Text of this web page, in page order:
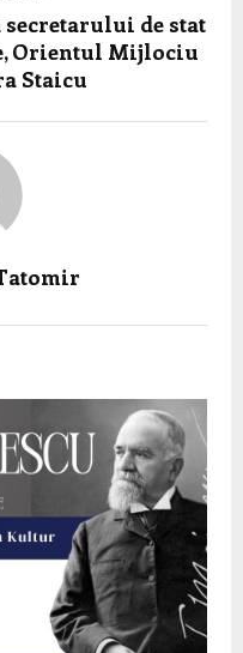
de stat
Orientul Mijlociu
Staicu